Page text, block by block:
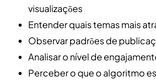
visualizações
Entender quais temas mais
Observar padrões de
Analisar o nível de
Perceber o que o algoritmo